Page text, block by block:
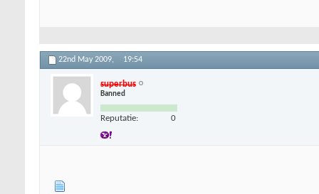
22nd May 2009, 19:54
superbus
Banned
Reputatie: 0